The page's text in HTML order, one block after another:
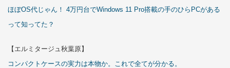
ほぼOS代じゃん！ 4万円台でWindows 11 Pro搭載の手のひらPCがある
って知ってた？
【エルミタージュ秋葉原】
コンパクトケースの実力は本物か。これで全てが分かる。